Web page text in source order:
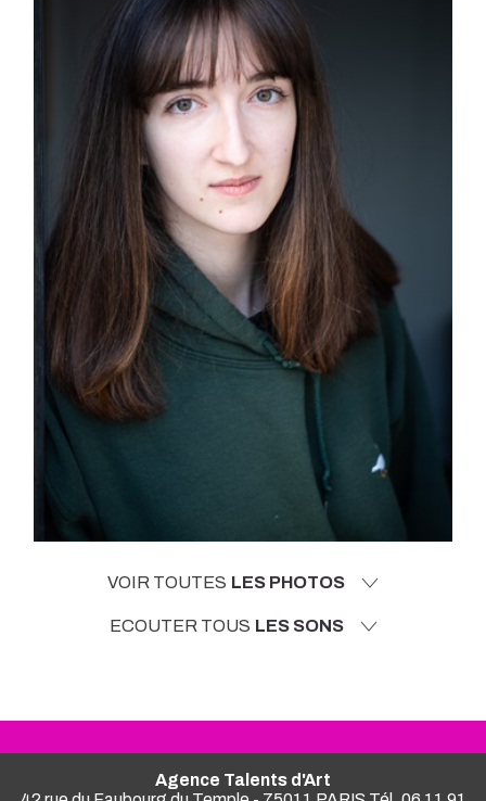
VOIR TOUTES LES PHOTOS
ECOUTER TOUS LES SONS
Agence Talents d'Art